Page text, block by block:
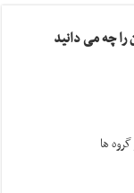
چه می دانید
ها